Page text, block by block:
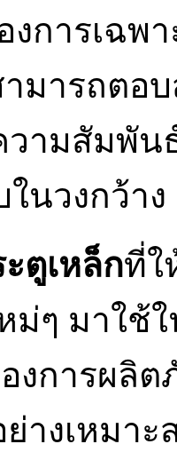
งการเฉพ
มารถตอ
วามสัมพัน
นวงกว้าง
ตูเหล็กที่ใ
ม่ๆ มาใช้
งการผลิ
างเหมา